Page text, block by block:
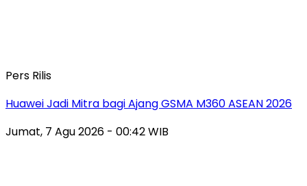
Pers Rilis
Huawei Jadi Mitra bagi Ajang GSMA M360 ASEAN 2026
Jumat, 7 Agu 2026 - 00:42 WIB